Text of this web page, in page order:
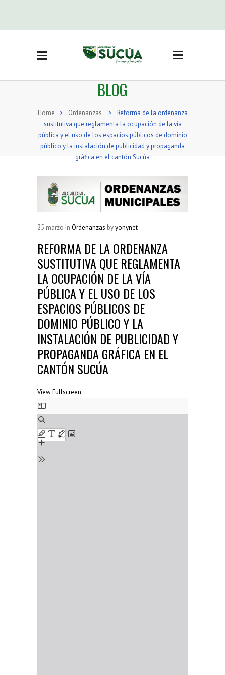
inmuebles
Noticias(416)
Ordenanzas
Reglamentos(16)
Resoluciones(74)
Resoluciones Concejo
Silla Vacía(178)
Sin categoría(2)
SÍGUENOS...
BLOG
Home > Ordenanzas >
Reforma de la ordenanza
sustitutiva que reglamenta la ocupación de la vía
pública y el uso de los espacios públicos de dominio
público y la instalación de publicidad y propaganda
gráfica en el cantón Sucúa
25 marzo In Ordenanzas byyonynet
REFORMA DE LA ORDENANZA
SUSTITUTIVA QUE REGLAMENTA
LA OCUPACIÓN DE LA VÍA
PÚBLICA Y EL USO DE LOS
ESPACIOS PÚBLICOS DE
DOMINIO PÚBLICO Y LA
INSTALACIÓN DE PUBLICIDAD Y
PROPAGANDA GRÁFICA EN EL
CANTÓN SUCÚA
View Fullscreen
Saltar
al
contenido
del
PDF